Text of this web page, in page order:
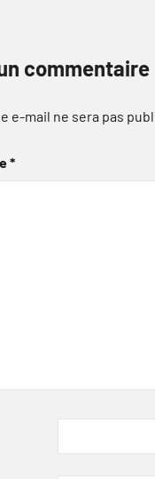
commentaire
e-mail ne sera pas
*